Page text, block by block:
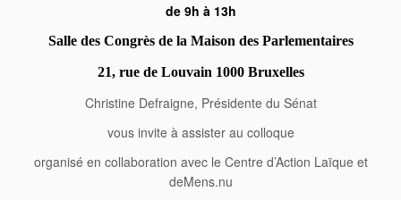
de 9h à 13h
Salle des Congrès de la Maison des Parlementaires
21, rue de Louvain 1000 Bruxelles
Christine Defraigne, Présidente du Sénat
vous invite à assister au colloque
organisé en collaboration avec le Centre d’Action Laïque et
deMens.nu